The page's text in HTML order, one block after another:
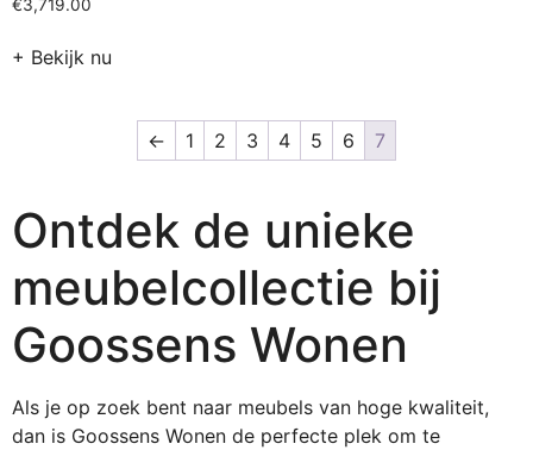
€3,719.00
+ Bekijk nu
← 1 2 3 4 5 6 7
Ontdek de unieke
meubel­collectie bij
Goossens Wonen
Als je op zoek bent naar meubels van hoge kwaliteit,
dan is Goossens Wonen de perfecte plek om te